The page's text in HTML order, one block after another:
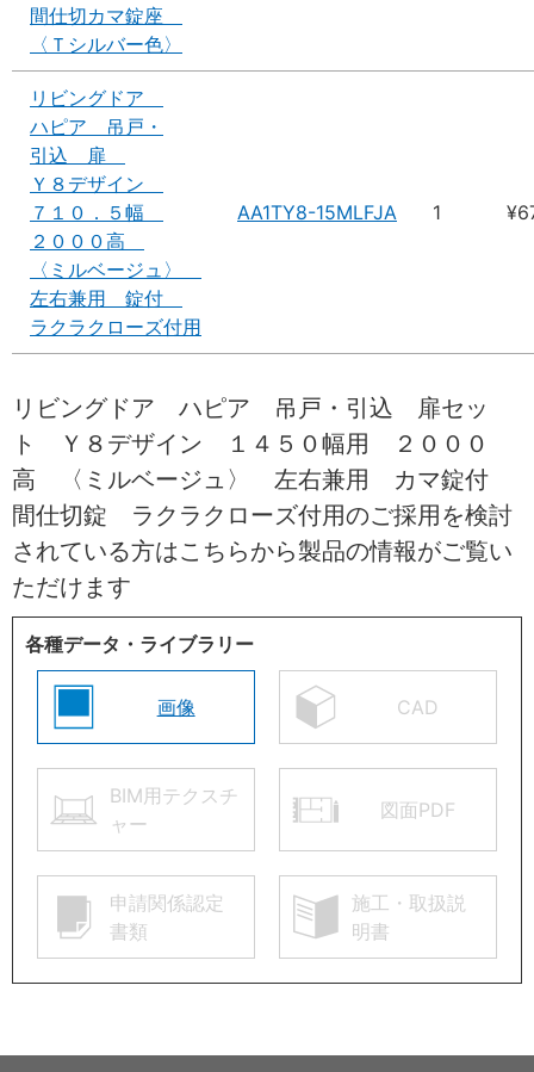
間仕切カマ錠座
〈Ｔシルバー色〉
リビングドア
ハピア 吊戸・
引込 扉
Ｙ８デザイン
７１０．５幅
２０００高
〈ミルベージュ〉
左右兼用 錠付
ラクラクローズ付用
AA1TY8-15MLFJA 1
リビングドア ハピア 吊戸・引込 扉セッ
ト Ｙ８デザイン １４５０幅用 ２０００
高 〈ミルベージュ〉 左右兼用 カマ錠付
間仕切錠 ラクラクローズ付用のご採用を検討
されている方はこちらから製品の情報がご覧い
ただけます
各種データ・ライブラリー
画像 CAD
BIM用テクスチ
ャー
図面PDF
申請関係認定
書類
施工・取扱説
明書